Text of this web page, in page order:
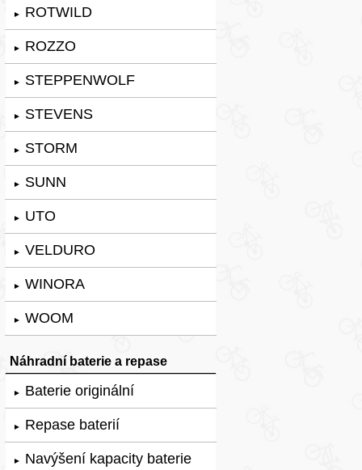
► ROTWILD
► ROZZO
► STEPPENWOLF
► STEVENS
► STORM
► SUNN
► UTO
► VELDURO
► WINORA
► WOOM
Náhradní baterie a repase
► Baterie originální
► Repase baterií
► Navýšení kapacity baterie